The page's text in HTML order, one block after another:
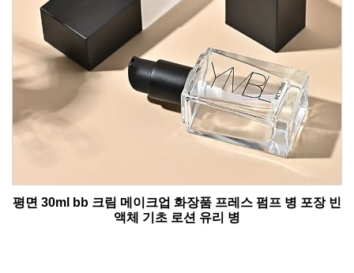
평면 30ml bb 크림 메이크업 화장품 프레스 펌프 병 포장 빈
액체 기초 로션 유리 병